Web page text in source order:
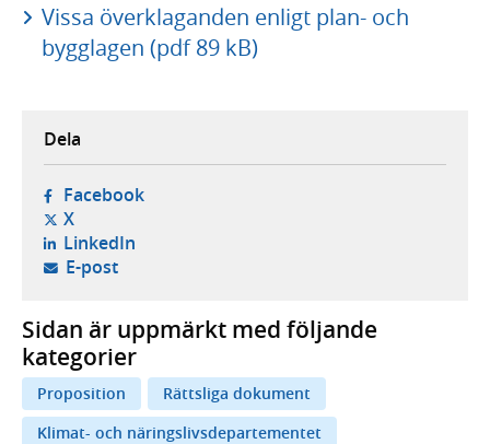
Vissa överklaganden enligt plan- och
bygglagen (pdf 89 kB)
Dela
Facebook- öppnas i ny flik, extern webbplats,
X- öppnas i ny flik, extern webbplats,
LinkedIn- öppnas i ny flik, extern webbplats,
E-post- öppnar din e-postklient,
Sidan är uppmärkt med följande
kategorier
Proposition
Rättsliga dokument
Klimat- och näringslivsdepartementet